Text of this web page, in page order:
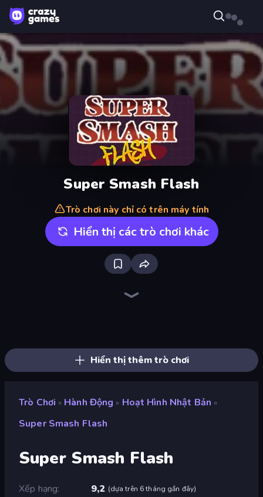
Super Smash Flash
Trò chơi này chỉ có trên máy tính
Hiển thị các trò chơi khác
Hiển thị thêm trò chơi
Trò Chơi » Hành Động » Hoạt Hình Nhật Bản »
Super Smash Flash
Super Smash Flash
Xếp hạng 9,2 (dựa trên 6 tháng gần đây)